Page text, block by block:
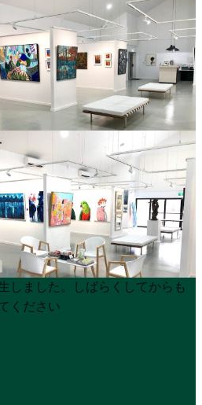
しました。しばらくしてからも
ください